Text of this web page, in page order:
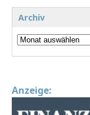
Archiv
Anzeige: